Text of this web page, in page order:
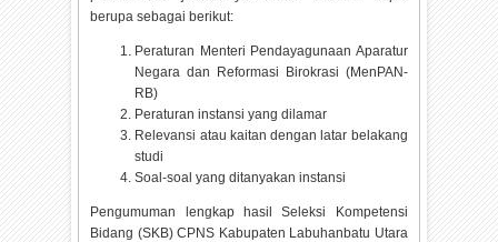
berupa sebagai berikut:
Peraturan Menteri Pendayagunaan Aparatur
Negara dan Reformasi Birokrasi (MenPAN-
RB)
Peraturan instansi yang dilamar
Relevansi atau kaitan dengan latar belakang
studi
Soal-soal yang ditanyakan instansi
Pengumuman lengkap hasil Seleksi Kompetensi
Bidang (SKB) CPNS Kabupaten Labuhanbatu Utara